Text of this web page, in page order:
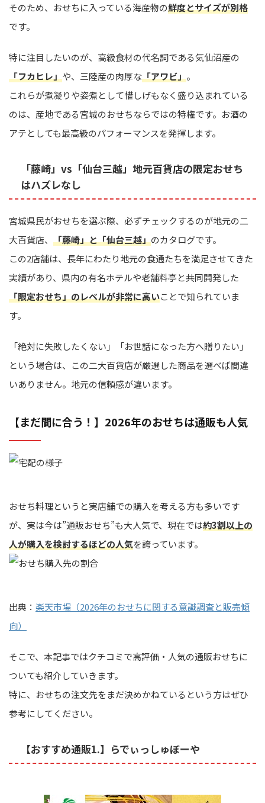
そのため、おせちに入っている海産物の鮮度とサイズが別格
です。
特に注目したいのが、高級食材の代名詞である気仙沼産の
「フカヒレ」や、三陸産の肉厚な「アワビ」。
これらが煮凝りや姿煮として惜しげもなく盛り込まれている
のは、産地である宮城のおせちならではの特権です。お酒の
アテとしても最高級のパフォーマンスを発揮します。
「藤崎」vs「仙台三越」地元百貨店の限定おせち
はハズレなし
宮城県民がおせちを選ぶ際、必ずチェックするのが地元の二
大百貨店、 「藤崎」と「仙台三越」のカタログです。
この2店舗は、長年にわたり地元の食通たちを満足させてきた
実績があり、県内の有名ホテルや老舗料亭と共同開発した
「限定おせち」のレベルが非常に高いことで知られていま
す。
「絶対に失敗したくない」「お世話になった方へ贈りたい」
という場合は、この二大百貨店が厳選した商品を選べば間違
いありません。地元の信頼感が違います。
【まだ間に合う！】2026年のおせちは通販も人気
おせち料理というと実店舗での購入を考える方も多いです
が、実は今は”通販おせち”も大人気で、現在では約3割以上の
人が購入を検討するほどの人気を誇っています。
出典： 楽天市場（2026年のおせちに関する意識調査と販売傾
向）
そこで、本記事ではクチコミで高評価・人気の通販おせちに
ついても紹介していきます。
特に、おせちの注文先をまだ決めかねているという方はぜひ
参考にしてください。
【おすすめ通販1.】らでぃっしゅぼーや